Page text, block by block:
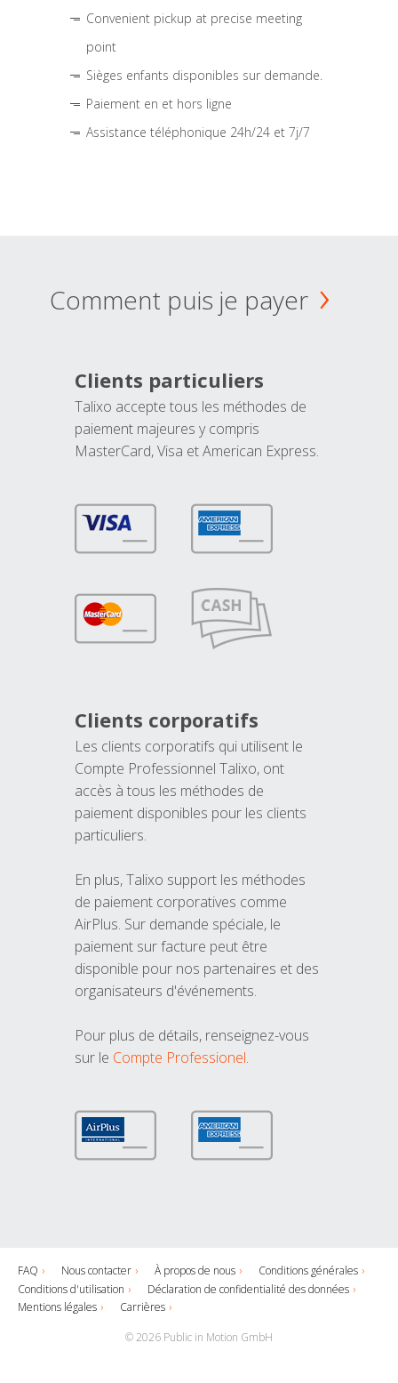
Convenient pickup at precise meeting
point
Sièges enfants disponibles sur demande.
Paiement en et hors ligne
Assistance téléphonique 24h/24 et 7j/7
Comment puis je payer
Clients particuliers
Talixo accepte tous les méthodes de
paiement majeures y compris
MasterCard, Visa et American Express.
Clients corporatifs
Les clients corporatifs qui utilisent le
Compte Professionnel Talixo, ont
accès à tous les méthodes de
paiement disponibles pour les clients
particuliers.
En plus, Talixo support les méthodes
de paiement corporatives comme
AirPlus. Sur demande spéciale, le
paiement sur facture peut être
disponible pour nos partenaires et des
organisateurs d'événements.
Pour plus de détails, renseignez-vous
sur le Compte Professionel.
FAQ Nous contacter À propos de nous
Conditions générales
Conditions d'utilisation
Déclaration de confidentialité des données
Mentions légales
Carrières
© 2026 Public in Motion GmbH